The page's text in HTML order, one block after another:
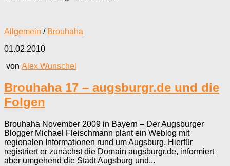
Allgemein / Brouhaha
01.02.2010
von Alex Wunschel
Brouhaha 17 – augsburgr.de und die
Folgen
Brouhaha November 2009 in Bayern – Der Augsburger
Blogger Michael Fleischmann plant ein Weblog mit
regionalen Informationen rund um Augsburg. Hierfür
registriert er zunächst die Domain augsburgr.de, informiert
aber umgehend die Stadt Augsburg und...